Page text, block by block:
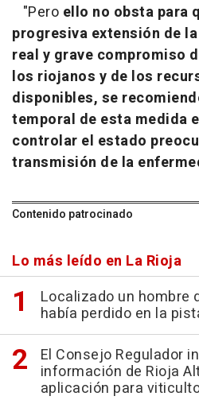
"Pero ello no obsta para
progresiva extensión de
real y grave compromiso
los riojanos y de los
disponibles, se
temporal de esta medida
controlar el estado
transmisión de la
Contenido patrocinado
Lo más leído en La Rioja
Localizado un hombre
había perdido en la
El Consejo Regulador
información de Rioja
aplicación para